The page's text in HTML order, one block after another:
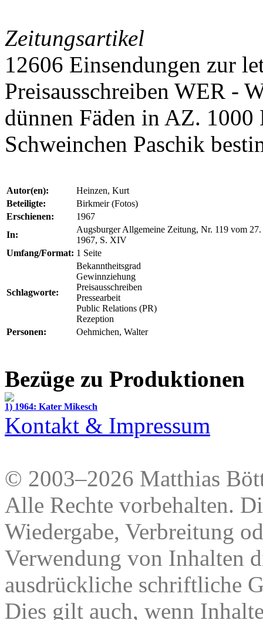
Zeitungsartikel
12606 Einsendungen zur
Preisausschreiben WER -
dünnen Fäden in AZ.
Schweinchen Paschik
Autor(en):
Heinzen, Kurt
Beteiligte:
Birkmeir (Fotos)
Erschienen:
1967
In:
Augsburger Allgemeine Zeitung, Nr. 119 vom
1967, S. XIV
Umfang/Format: 1 Seite
Schlagworte:
Bekanntheitsgrad
Gewinnziehung
Preisausschreiben
Pressearbeit
Public Relations (PR)
Rezeption
Personen:
Oehmichen, Walter
Bezüge zu Produktionen
1) 1964: Kater Mikesch
Kontakt & Impressum
© 2003–2026 Matthias
Alle Rechte vorbehalten.
Wiedergabe, Verbreitung
Verwendung von Inhalten
ausdrückliche schriftliche
Dies gilt auch, wenn